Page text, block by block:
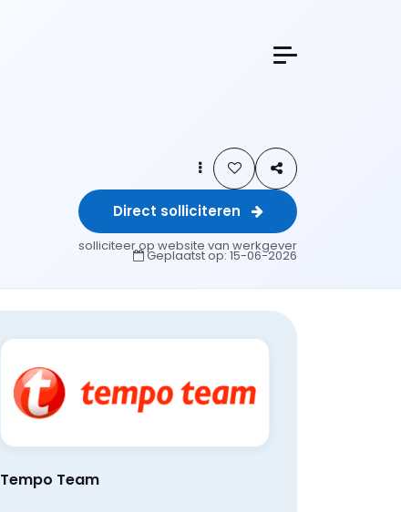
Direct solliciteren
solliciteer op website van werkgever
Geplaatst op:15-06-2026
Tempo Team